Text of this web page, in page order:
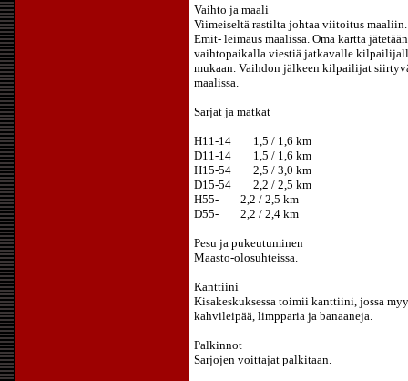
Vaihto ja maali
Viimeiseltä rastilta johtaa viitoitus
Emit- leimaus maalissa. Oma kartta
vaihtopaikalla viestiä jatkavalle
mukaan. Vaihdon jälkeen kilpailijat
maalissa.
Sarjat ja matkat
H11-14 1,5 / 1,6 km
D11-14 1,5 / 1,6 km
H15-54 2,5 / 3,0 km
D15-54 2,2 / 2,5 km
H55- 2,2 / 2,5 km
D55- 2,2 / 2,4 km
Pesu ja pukeutuminen
Maasto-olosuhteissa.
Kanttiini
Kisakeskuksessa toimii kanttiini, jossa
kahvileipää, limpparia ja banaaneja.
Palkinnot
Sarjojen voittajat palkitaan.